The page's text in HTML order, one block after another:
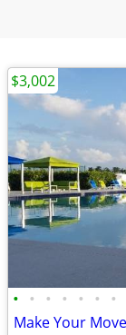
• • • • • • •
Make Your
$3,002